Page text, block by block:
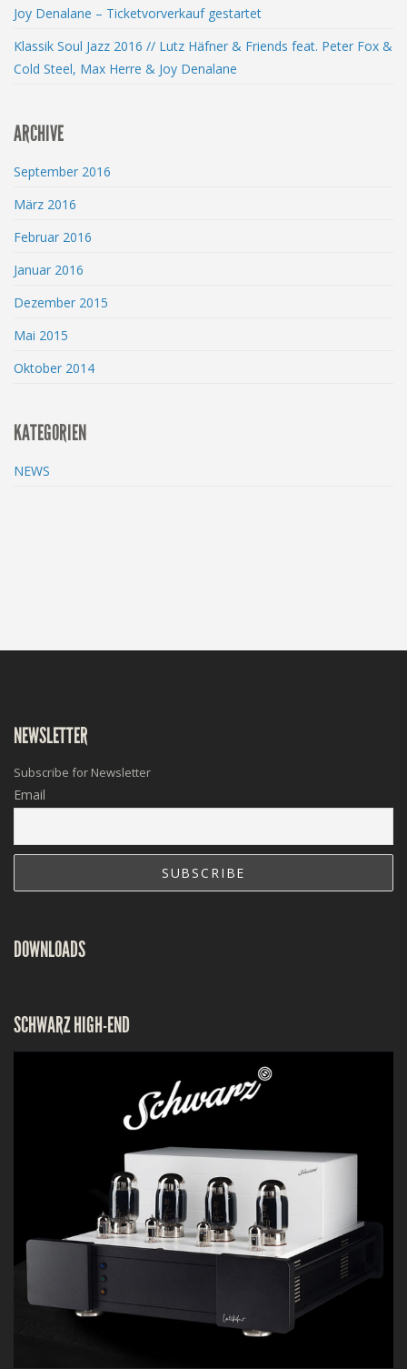
Joy Denalane – Ticketvorverkauf gestartet
Klassik Soul Jazz 2016 // Lutz Häfner & Friends feat. Peter Fox &
Cold Steel, Max Herre & Joy Denalane
ARCHIVE
September 2016
März 2016
Februar 2016
Januar 2016
Dezember 2015
Mai 2015
Oktober 2014
KATEGORIEN
NEWS
NEWSLETTER
Subscribe for Newsletter
Email
DOWNLOADS
SCHWARZ HIGH-END